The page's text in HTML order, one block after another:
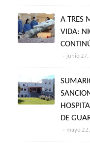
A TRES
VIDA:
junio
DE
mayo